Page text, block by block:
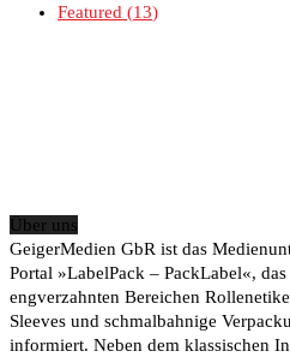
Featured
13
Über uns
GeigerMedien GbR ist das
Portal »LabelPack – PackLabel«,
engverzahnten Bereichen
Sleeves und schmalbahnige
informiert. Neben dem klassischen